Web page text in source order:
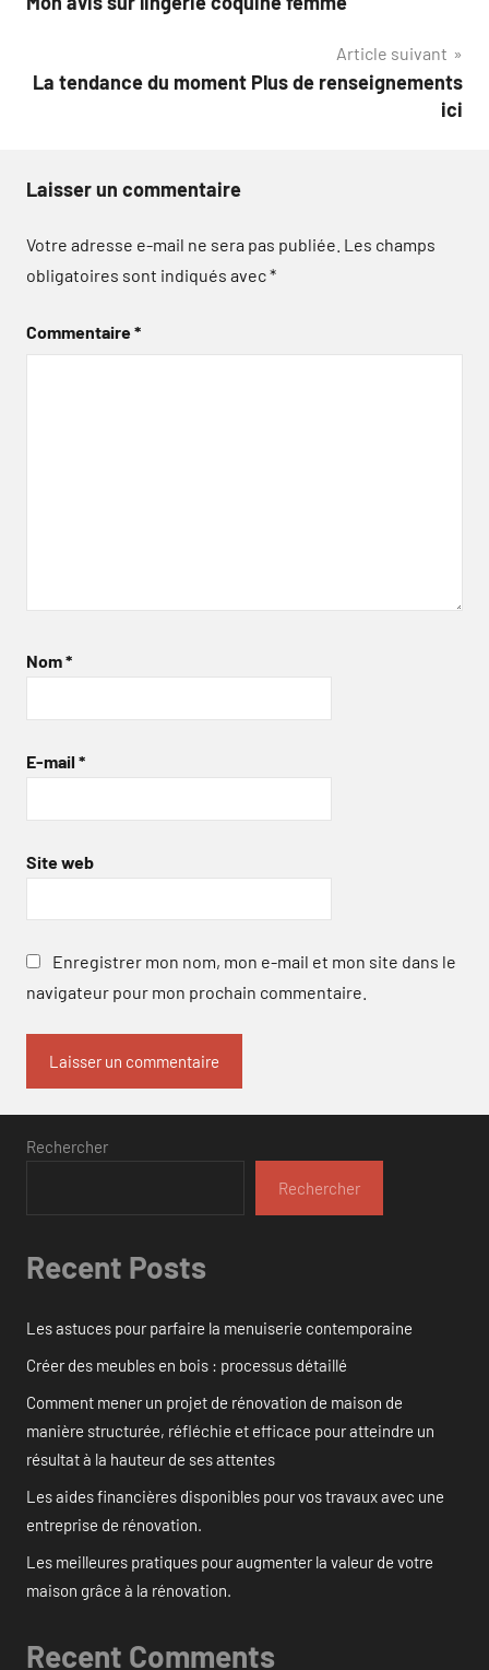
de
Article suivant
La tendance du moment Plus de renseignements
ici
Laisser un commentaire
Votre adresse e-mail ne sera pas publiée. Les champs
obligatoires sont indiqués avec*
Commentaire*
Nom*
E-mail *
Site web
Enregistrer mon nom, mon e-mail et mon site dans le
navigateur pour mon prochain commentaire.
Rechercher
Rechercher
Recent Posts
Les astuces pour parfaire la menuiserie contemporaine
Créer des meubles en bois : processus détaillé
Comment mener un projet de rénovation de maison de
manière structurée, réfléchie et efficace pour atteindre un
résultat à la hauteur de ses attentes
Les aides financières disponibles pour vos travaux avec une
entreprise de rénovation.
Les meilleures pratiques pour augmenter la valeur de votre
maison grâce à la rénovation.
Recent Comments